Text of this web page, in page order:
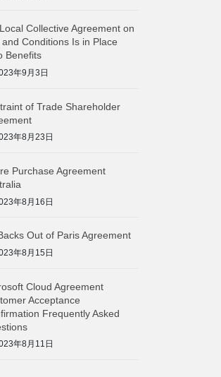
Collective Agreement on
and Conditions Is in Place
Benefits
年9月3日
of Trade Shareholder
年8月23日
Purchase Agreement
年8月16日
Out of Paris Agreement
年8月15日
Cloud Agreement
Acceptance
Frequently Asked
年8月11日